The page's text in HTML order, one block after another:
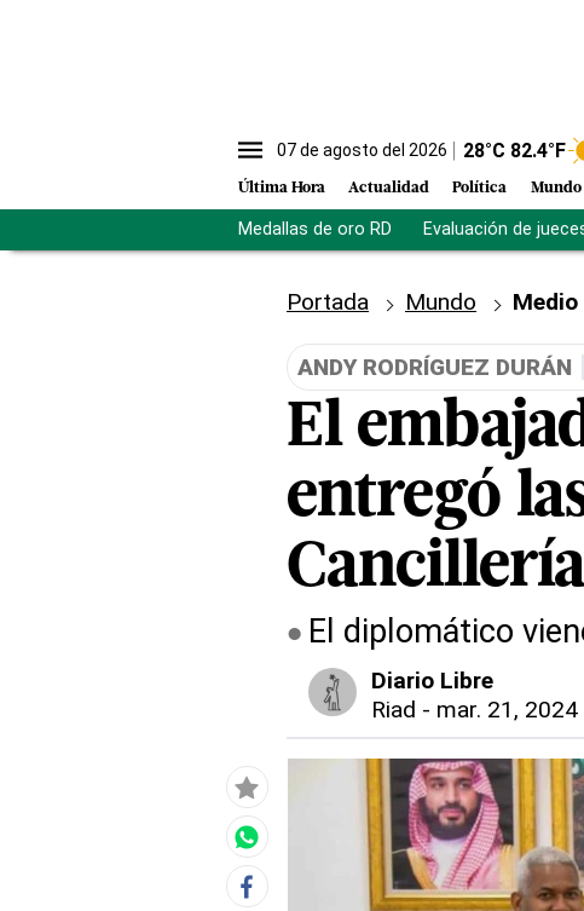
07 de agosto del 2026 28°C 82.4°F
Última Hora Actualidad Política Mundo
Medallas de oro RD Evaluación de
Portada Mundo
ANDY RODRÍGUEZ DURÁN
El
entregó
El diplomático
Diario Libre
Riad - mar. 21,